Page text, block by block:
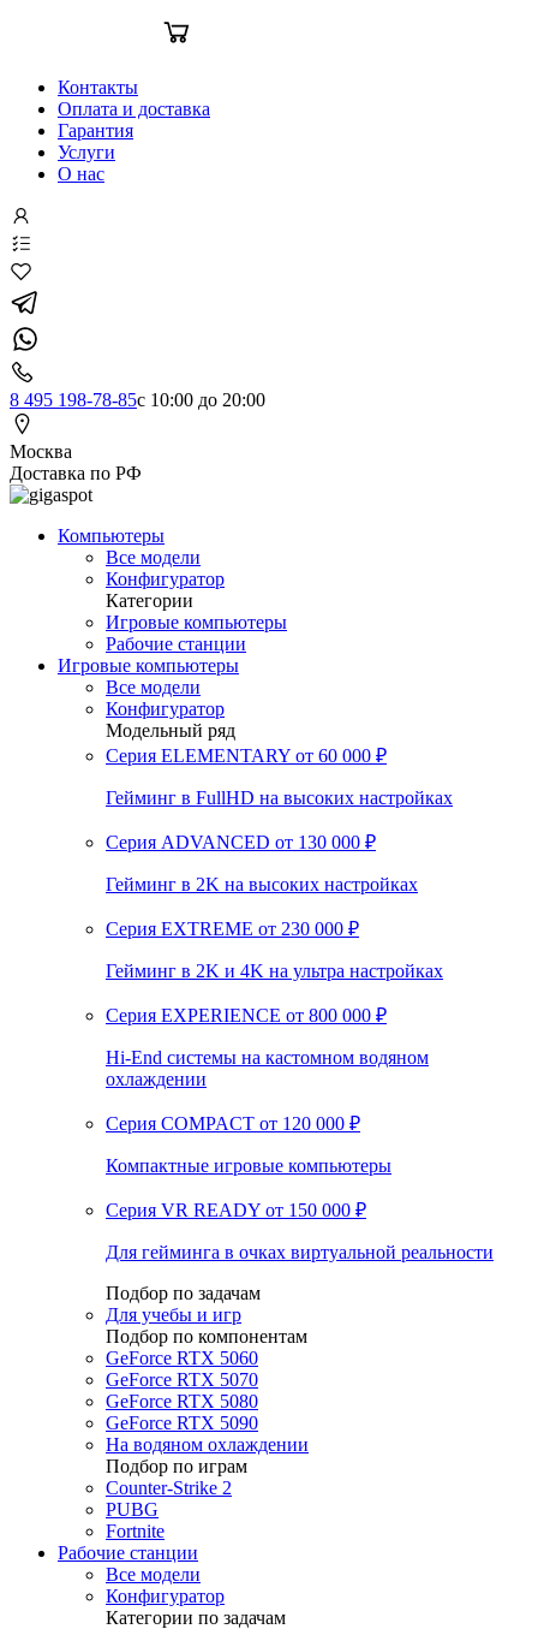
Контакты
Оплата и доставка
Гарантия
Услуги
О нас
8 495 198-78-85с 10:00 до 20:00
Москва
Доставка по РФ
Компьютеры
Все модели
Конфигуратор
Категории
Игровые компьютеры
Рабочие станции
Игровые компьютеры
Все модели
Конфигуратор
Модельный ряд
Серия ELEMENTARY от 60 000 ₽
Гейминг в FullHD на высоких настройках
Серия ADVANCED от 130 000 ₽
Гейминг в 2K на высоких настройках
Серия EXTREME от 230 000 ₽
Гейминг в 2K и 4K на ультра настройках
Серия EXPERIENCE от 800 000 ₽
Hi-End системы на кастомном водяном
охлаждении
Серия COMPACT от 120 000 ₽
Компактные игровые компьютеры
Серия VR READY от 150 000 ₽
Для гейминга в очках виртуальной реальности
Подбор по задачам
Для учебы и игр
Подбор по компонентам
GeForce RTX 5060
GeForce RTX 5070
GeForce RTX 5080
GeForce RTX 5090
На водяном охлаждении
Подбор по играм
Counter-Strike 2
PUBG
Fortnite
Рабочие станции
Все модели
Конфигуратор
Категории по задачам